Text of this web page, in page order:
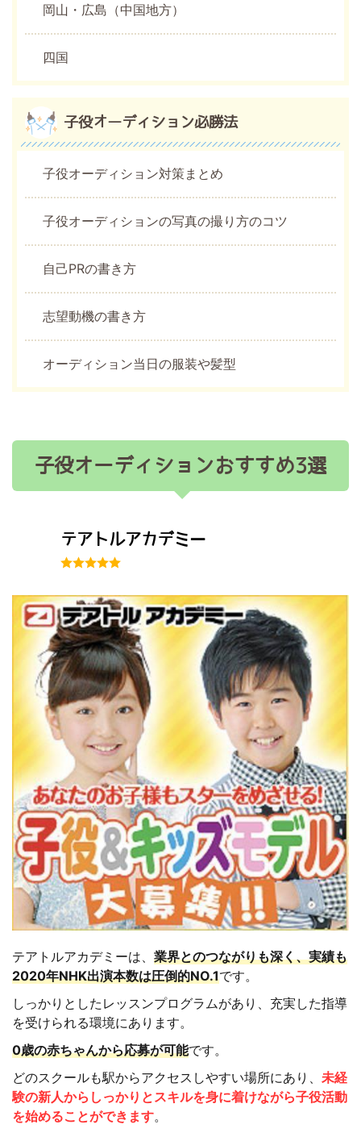
岡山・広島（中国地方）
四国
子役オーディション必勝法
子役オーディション対策まとめ
子役オーディションの写真の撮り方のコツ
自己PRの書き方
志望動機の書き方
オーディション当日の服装や髪型
子役オーディションおすすめ3選
テアトルアカデミー
テアトルアカデミーは、 業界とのつながりも深く、実績も
2020年NHK出演本数は圧倒的NO.1です。
しっかりとしたレッスンプログラムがあり、充実した指導
を受けられる環境にあります。
0歳の赤ちゃんから応募が可能です。
どのスクールも駅からアクセスしやすい場所にあり、 未経
験の新人からしっかりとスキルを身に着けながら子役活動
を始めることができます。